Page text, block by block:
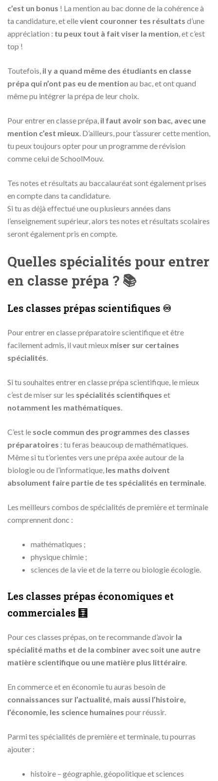
c’est un bonus ! La mention au bac donne de la cohérence à
ta candidature, et ellevient couronner tes résultats d’une
appréciation : tu peux tout à fait viser la mention, et c’est
top !
Toutefois, il y a quand même des étudiants en classe
prépa qui n’ont pas eu de mention au bac, et ont quand
même pu intégrer la prépa de leur choix.
Pour entrer en classe prépa, il faut avoir son bac, avec une
mention c’est mieux. D’ailleurs, pour t’assurer cette mention,
tu peux toujours opter pour un programme de révision
comme celui de SchoolMouv.
Tes notes et résultats au baccalauréat sont également prises
en compte dans ta candidature.
Si tu as déjà effectué une ou plusieurs années dans
l’enseignement supérieur, alors tes notes et résultats scolaires
seront également pris en compte.
Quelles spécialités pour entrer
en classe prépa ? 📚
Les classes prépas scientifiques ♾
Pour entrer en classe préparatoire scientifique et être
facilement admis, il vaut mieux miser sur certaines
spécialités.
Si tu souhaites entrer en classe prépa scientifique, le mieux
c’est de miser sur les spécialités scientifiques et
notamment les mathématiques.
C’est le socle commun des programmes des classes
préparatoires : tu feras beaucoup de mathématiques.
Même si tu t’orientes vers une prépa axée autour de la
biologie ou de l’informatique, les maths doivent
absolument faire partie de tes spécialités en terminale.
Les meilleurs combos de spécialités de première et terminale
comprennent donc :
mathématiques ;
physique chimie ;
sciences de la vie et de la terre ou biologie écologie.
Les classes prépas économiques et
commerciales 🧮
Pour ces classes prépas, on te recommande d’avoir la
spécialité maths et de la combiner avec soit une autre
matière scientifique ou une matière plus littéraire.
En commerce et en économie tu auras besoin de
connaissances sur l’actualité, mais aussi l’histoire,
l’économie, les science humaines pour réussir.
Parmi tes spécialités de première et terminale, tu pourras
ajouter :
histoire – géographie, géopolitique et sciences